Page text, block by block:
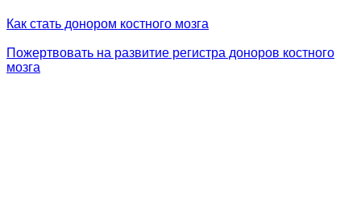
Как стать донором костного мозга
Пожертвовать на развитие регистра доноров костного
мозга